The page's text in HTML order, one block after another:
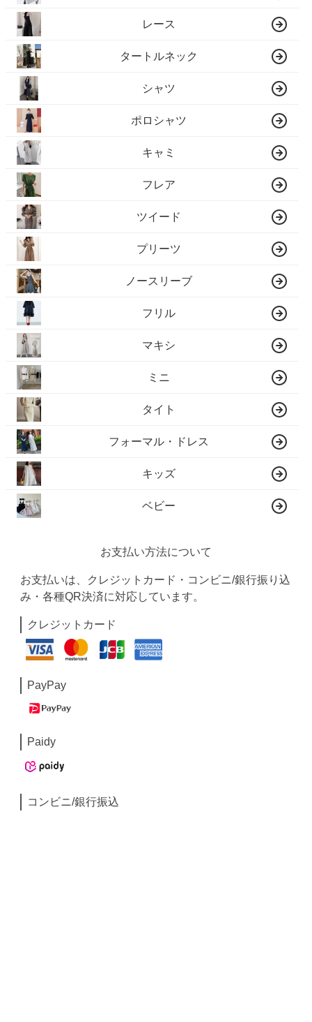
レース
タートルネック
シャツ
ポロシャツ
キャミ
フレア
ツイード
プリーツ
ノースリーブ
フリル
マキシ
ミニ
タイト
フォーマル・ドレス
キッズ
ベビー
お支払い方法について
お支払いは、クレジットカード・コンビニ/銀行振り込
み・各種QR決済に対応しています。
クレジットカード
PayPay
Paidy
コンビニ/銀行振込